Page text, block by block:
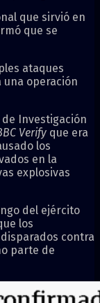
que sirvió en
que se
ataques
una operación
de Investigación
Verify que era
los
en la
explosivas
del ejército
los
contra
parte de